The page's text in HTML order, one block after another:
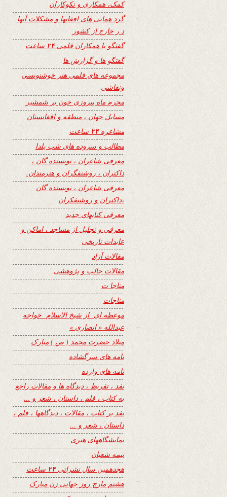
کمک، همکاری و نکوکاران
گرد همایی های افغانها و مشکلات آنها
د ر خارج از کشور
گفتگو با همکاران قلمی ۲۴ ساعت
گفتگو ها و گزارش ها
مجموعه های قلمی هنر خوشنویسی
ونقاشی
محرم ماه پیروزی خون بر شمشیر
مسایل جهان ، منطقه و افغانستان
مشاعره ۲۴ ساعت
مطالب و سروده های شب یلدا
معرفی شاعران ، نویسنده گان ،
داکتران ، روشنفگران و هنرمندان.
معرفی شاعران ، نویسنده گان
،داکتران و روشنفکران
معرفی کتابهای جدید
معرفی و تجلیل از مساجد ، اماکن و
عابدات تاریخی
مقالات آزاد
مقالات جالب و پژوهشی
مناجا ت
مناجات
موعظه ای از شیخ الاسلام خواجه
عبدالله « انصاری »
میلاد حضرت محمد ( ص ) مبارک
نامه های سرگشاده
نامه های وارده
نفد ، تقریظ ، دیدگاه ها و مقالات راجع
به کتاب ، فلم ، داستان ، شعر و …
نفد بر کتاب ، مقالات ، دیدگاهها ، فلم ،
داستان ، شعر و …
نمایشگاههای هنری
نیمه شعبان
هجدهمین سال نشراتی ۲۴ ساعت
هشتم مارچ روز جهانی زن مبارک